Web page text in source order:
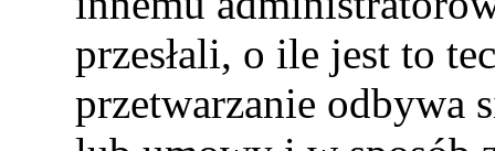
przesłali, o ile jest to
przetwarzanie odbywa